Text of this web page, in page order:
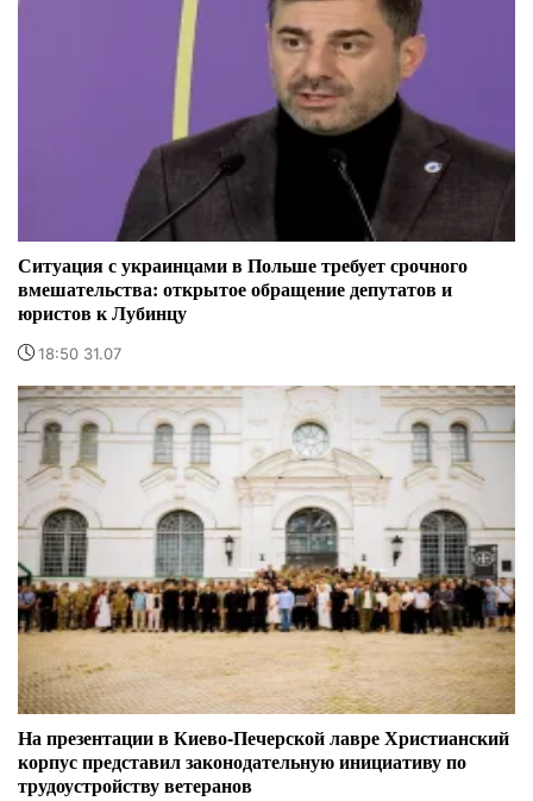
Ситуация с украинцами в Польше требует срочного
вмешательства: открытое обращение депутатов и
юристов к Лубинцу
18:50 31.07
На презентации в Киево-Печерской лавре Христианский
корпус представил законодательную инициативу по
трудоустройству ветеранов